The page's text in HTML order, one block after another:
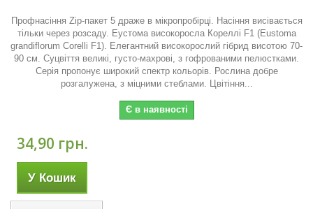
Профнасіння Zip-пакет 5 драже в мікропробірці. Насіння висівається
тільки через розсаду. Еустома високоросла Кореллі F1 (Eustoma
grandiflorum Corelli F1). Елегантний високорослий гібрид висотою 70-
90 см. Суцвіття великі, густо-махрові, з гофрованими пелюстками.
Серія пропонує широкий спектр кольорів. Рослина добре
розгалужена, з міцними стеблами. Цвітіння...
Є в наявності
34,90 грн.
У Кошик